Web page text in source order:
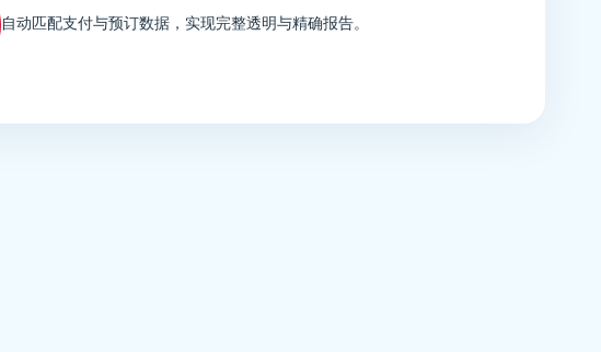
自动匹配支付与预订数据，实现完整透明与精确报告。